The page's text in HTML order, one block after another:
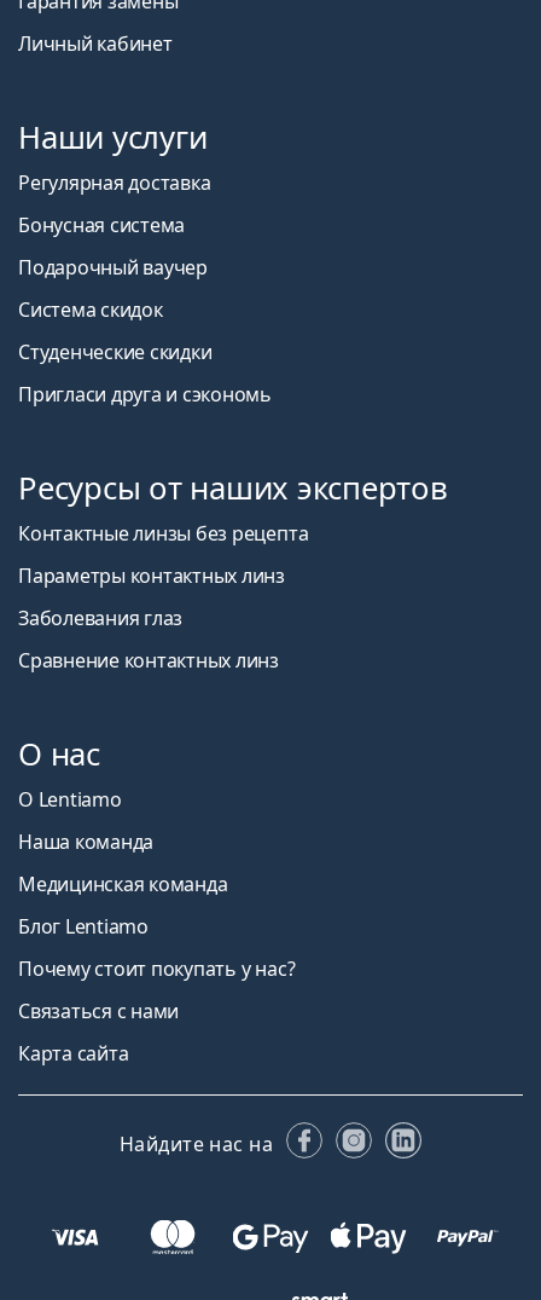
Личный кабинет
Наши услуги
Регулярная доставка
Бонусная система
Подарочный ваучер
Система скидок
Студенческие скидки
Пригласи друга и сэкономь
Ресурсы от наших экспертов
Контактные линзы без рецепта
Параметры контактных линз
Заболевания глаз
Сравнение контактных линз
О нас
О Lentiamo
Наша команда
Медицинская команда
Блог Lentiamo
Почему стоит покупать у нас?
Связаться с нами
Карта сайта
Найдите нас на FacebookInstagram
LinkedIn